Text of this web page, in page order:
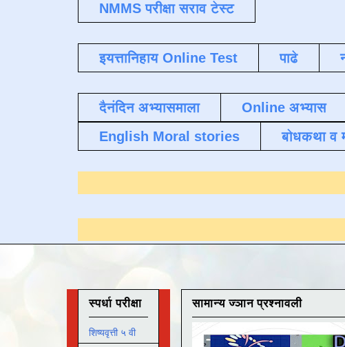
NMMS परीक्षा सराव टेस्ट
इयत्तानिहाय Online Test पाढे
दैनंदिन अभ्यासमाला Online अभ्यास
English Moral stories
बोधकथा व
सामान्य ज्ञान प्रश्नावली
स्पर्धा परीक्षा
शिष्यवृत्ती ५ वी